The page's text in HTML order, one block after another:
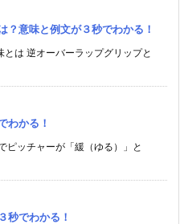
？意味と例文が３秒でわかる！
とは 逆オーバーラップグリップと
わかる！
ピッチャーが「緩（ゆる）」と
秒でわかる！